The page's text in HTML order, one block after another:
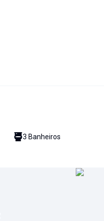
3 Banheiros